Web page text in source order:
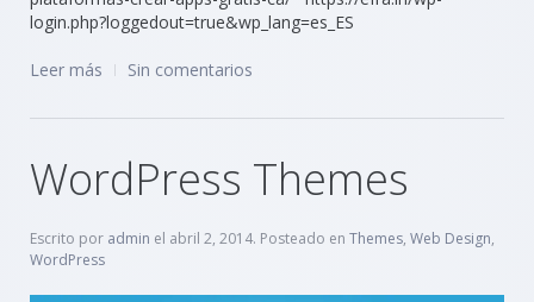
login.php?loggedout=true&wp_lang=es_ES
Leer más Sin comentarios
WordPress Themes
Escrito por admin el abril 2, 2014. Posteado en Themes, Web Design,
WordPress